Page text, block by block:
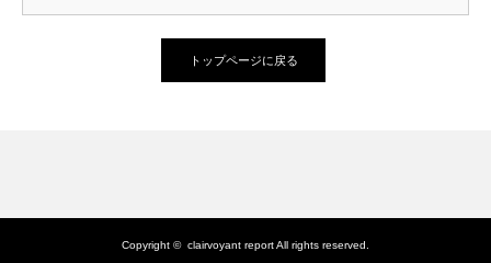
トップページに戻る
Copyright © clairvoyant reportAll rights reserved.